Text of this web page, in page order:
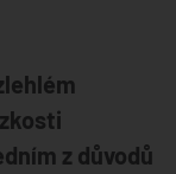
z důvodů